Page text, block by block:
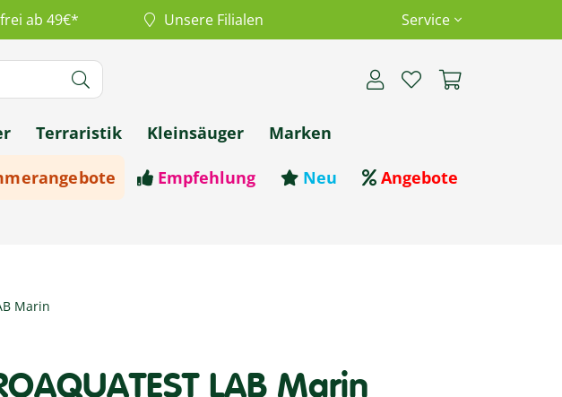
ab 49€* Unsere Filialen Service
Terraristik Kleinsäuger Marken
Empfehlung Neu Angebote
Marin
LAB Marin